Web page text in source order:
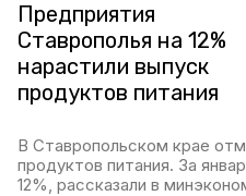
Предприятия
Ставрополья на 12%
нарастили выпуск
продуктов питания
В Ставропольском крае
продуктов питания. За
12%, рассказали в